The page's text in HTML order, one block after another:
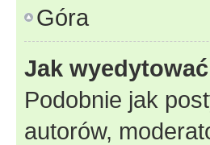
Góra
Jak
Podobnie jak
autorów,